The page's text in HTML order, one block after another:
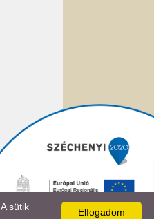
Elfogadom
sütik